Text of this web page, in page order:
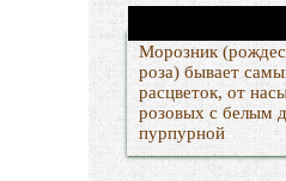
Морозник
роза) бывает
расцветок, от
розовых с белым
пурпурной